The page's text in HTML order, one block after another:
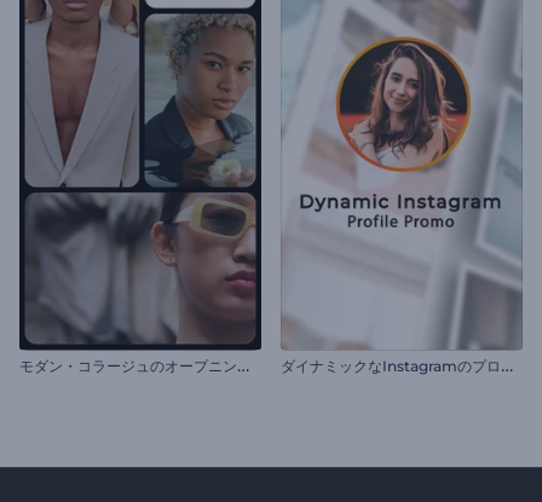
モ
ダン・コラージュのオープニング動画 ダ
イナミックなInstagramのプロフィール用の動画